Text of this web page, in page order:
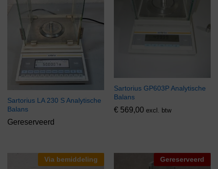
Sartorius LA 230 S Analytische
Balans
Gereserveerd
Sartorius GP603P Analytische
Balans
€ 569,00 excl. btw
Via bemiddeling Gereserveerd